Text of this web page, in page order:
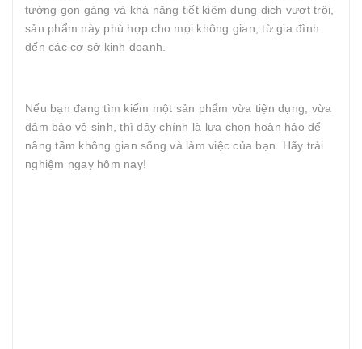
tường gọn gàng và khả năng tiết kiệm dung dịch vượt trội,
sản phẩm này phù hợp cho mọi không gian, từ gia đình
đến các cơ sở kinh doanh.
Nếu bạn đang tìm kiếm một sản phẩm vừa tiện dụng, vừa
đảm bảo vệ sinh, thì đây chính là lựa chọn hoàn hảo để
nâng tầm không gian sống và làm việc của bạn. Hãy trải
nghiệm ngay hôm nay!